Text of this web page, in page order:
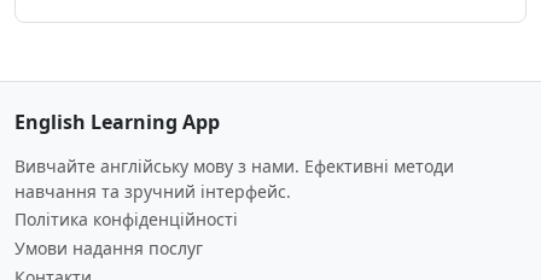
English Learning App
Вивчайте англійську мову з нами. Ефективні методи
навчання та зручний інтерфейс.
Політика конфіденційності
Умови надання послуг